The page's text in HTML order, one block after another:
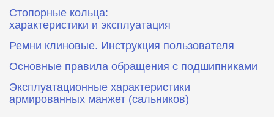
Стопорные кольца:
характеристики и эксплуатация
Ремни клиновые. Инструкция пользователя
Основные правила обращения с подшипниками
Эксплуатационные характеристики
армированных манжет (сальников)